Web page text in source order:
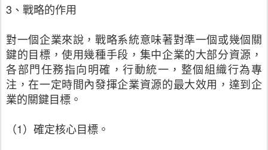
3、戰略的作用
對一個企業來說，戰略系統意味著對準一個或幾個關
鍵的目標，使用幾種手段，集中企業的大部分資源，
各部門任務指向明確，行動統一，整個組織行為專
注，在一定時間內發揮企業資源的最大效用，達到企
業的關鍵目標。
（1）確定核心目標。